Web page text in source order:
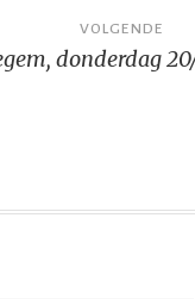
VOLGENDE
donderdag